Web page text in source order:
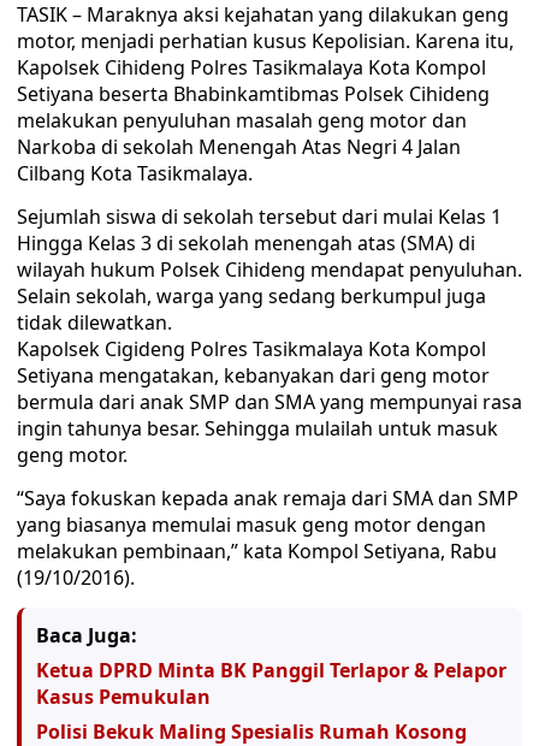
TASIK – Maraknya aksi kejahatan yang dilakukan geng
motor, menjadi perhatian kusus Kepolisian. Karena itu,
Kapolsek Cihideng Polres Tasikmalaya Kota Kompol
Setiyana beserta Bhabinkamtibmas Polsek Cihideng
melakukan penyuluhan masalah geng motor dan
Narkoba di sekolah Menengah Atas Negri 4 Jalan
Cilbang Kota Tasikmalaya.
Sejumlah siswa di sekolah tersebut dari mulai Kelas 1
Hingga Kelas 3 di sekolah menengah atas (SMA) di
wilayah hukum Polsek Cihideng mendapat penyuluhan.
Selain sekolah, warga yang sedang berkumpul juga
tidak dilewatkan.
Kapolsek Cigideng Polres Tasikmalaya Kota Kompol
Setiyana mengatakan, kebanyakan dari geng motor
bermula dari anak SMP dan SMA yang mempunyai rasa
ingin tahunya besar. Sehingga mulailah untuk masuk
geng motor.
“Saya fokuskan kepada anak remaja dari SMA dan SMP
yang biasanya memulai masuk geng motor dengan
melakukan pembinaan,” kata Kompol Setiyana, Rabu
(19/10/2016).
Baca Juga:
Ketua DPRD Minta BK Panggil Terlapor & Pelapor
Kasus Pemukulan
Polisi Bekuk Maling Spesialis Rumah Kosong